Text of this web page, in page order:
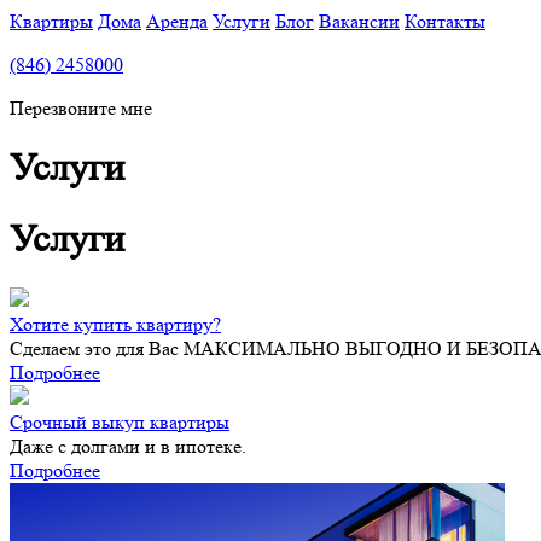
Квартиры Дома Аренда Услуги Блог Вакансии Контакты
(846) 2458000
Перезвоните мне
Услуги
Услуги
Хотите купить квартиру?
Сделаем это для Вас МАКСИМАЛЬНО ВЫГОДНО И
Подробнее
Срочный выкуп квартиры
Даже с долгами и в ипотеке.
Подробнее